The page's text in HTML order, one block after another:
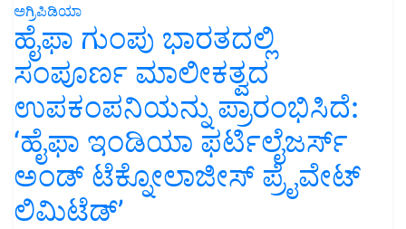
ಅಗ್ರಿಪಿಡಿಯಾ
ಹೈಫಾ ಗುಂಪು ಭಾರತದಲ್ಲಿ
ಸಂಪೂರ್ಣ ಮಾಲೀಕತ್ವದ
ಉಪಕಂಪನಿಯನ್ನು ಪ್ರಾರಂಭಿಸಿದೆ:
‘ಹೈಫಾ ಇಂಡಿಯಾ ಫರ್ಟಿಲೈಜರ್ಸ್
ಅಂಡ್ ಟೆಕ್ನೋಲಾಜೀಸ್ ಪ್ರೈವೇಟ್
ಲಿಮಿಟೆಡ್’